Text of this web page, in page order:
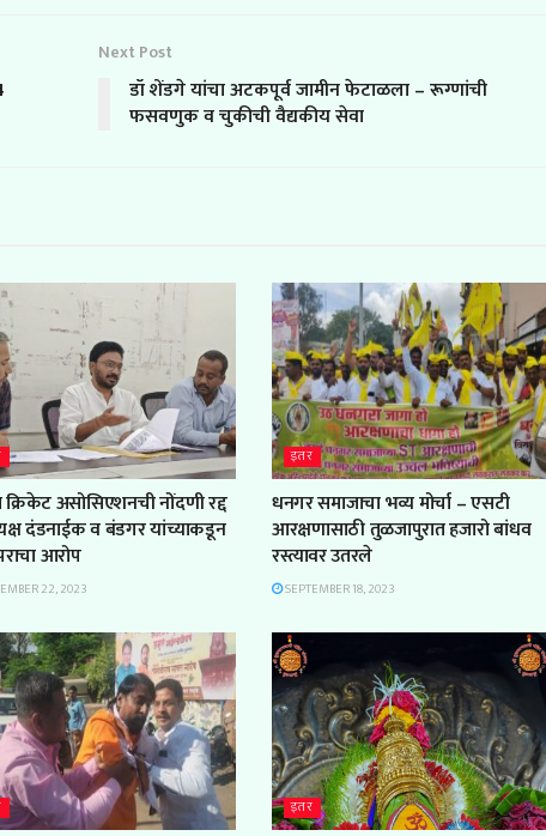
Next Post
डॉ शेंडगे यांचा अटकपूर्व जामीन फेटाळला – रूग्णांची
फसवणुक व चुकीची वैद्यकीय सेवा
क्रिकेट असोसिएशनची नोंदणी रद्द
दंडनाईक व बंडगर यांच्याकडून
आरोप
22, 2023
इतर
धनगर समाजाचा भव्य मोर्चा – एसटी
आरक्षणासाठी तुळजापुरात हजारो बांधव
रस्त्यावर उतरले
SEPTEMBER 18, 2023
इतर